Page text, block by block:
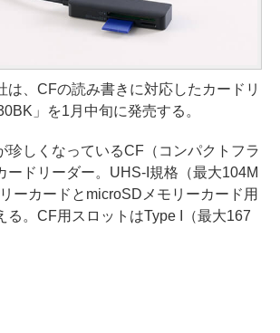
は、CFの読み書きに対応したカードリ
」を1月中旬に発売する。
珍しくなっているCF（コンパクトフラ
ードリーダー。UHS-I規格（最大104M
ーカードとmicroSDメモリーカード用
る。CF用スロットはType I（最大167